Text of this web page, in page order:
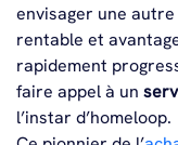
envisager une
rentable et
rapidement
faire appel à un
l’instar d’homeloop.